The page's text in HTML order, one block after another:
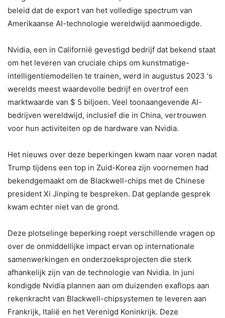
beleid dat de export van het volledige spectrum van
Amerikaanse AI-technologie wereldwijd aanmoedigde.
Nvidia, een in Californië gevestigd bedrijf dat bekend staat
om het leveren van cruciale chips om kunstmatige-
intelligentiemodellen te trainen, werd in augustus 2023 ‘s
werelds meest waardevolle bedrijf en overtrof een
marktwaarde van $ 5 biljoen. Veel toonaangevende AI-
bedrijven wereldwijd, inclusief die in China, vertrouwen
voor hun activiteiten op de hardware van Nvidia.
Het nieuws over deze beperkingen kwam naar voren nadat
Trump tijdens een top in Zuid-Korea zijn voornemen had
bekendgemaakt om de Blackwell-chips met de Chinese
president Xi Jinping te bespreken. Dat geplande gesprek
kwam echter niet van de grond.
Deze plotselinge beperking roept verschillende vragen op
over de onmiddellijke impact ervan op internationale
samenwerkingen en onderzoeksprojecten die sterk
afhankelijk zijn van de technologie van Nvidia. In juni
kondigde Nvidia plannen aan om duizenden exaflops aan
rekenkracht van Blackwell-chipsystemen te leveren aan
Frankrijk, Italië en het Verenigd Koninkrijk. Deze